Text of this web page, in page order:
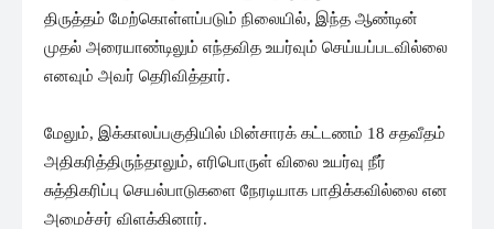
திருத்தம் மேற்கொள்ளப்படும் நிலையில், இந்த ஆண்டின்
முதல் அரையாண்டிலும் எந்தவித உயர்வும் செய்யப்படவில்லை
எனவும் அவர் தெரிவித்தார்.
மேலும், இக்காலப்பகுதியில் மின்சாரக் கட்டணம் 18 சதவீதம்
அதிகரித்திருந்தாலும், எரிபொருள் விலை உயர்வு நீர்
சுத்திகரிப்பு செயல்பாடுகளை நேரடியாக பாதிக்கவில்லை என
அமைச்சர் விளக்கினார்.